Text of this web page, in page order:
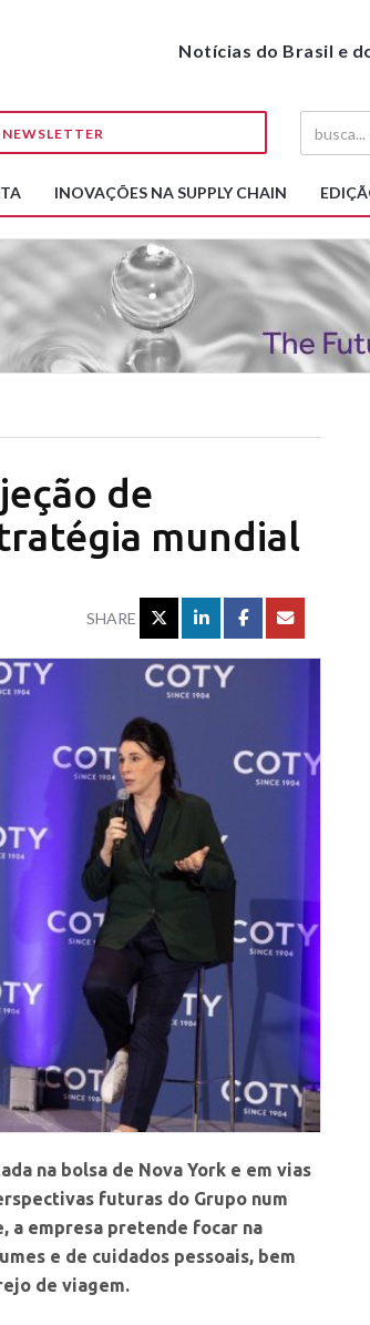
Notícias do Brasil e
NEWSLETTER
INOVAÇÕES NA SUPPLY CHAIN
de
mundial
SHARE
na bolsa de Nova York e em vias
futuras do Grupo num
a empresa pretende focar na
e de cuidados pessoais, bem
de viagem.